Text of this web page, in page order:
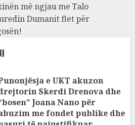
më ngjau me Talo
Dumanit flet për
e UKT akuzon
Skerdi Drenova dhe
Joana Nano për
me fondet publike dhe